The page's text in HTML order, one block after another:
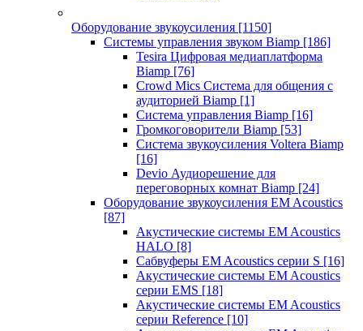
Оборудование звукоусиления [1150]
Системы управления звуком Biamp [186]
Tesira Цифровая медиаплатформа
Biamp [76]
Crowd Mics Система для общения с
аудиторией Biamp [1]
Система управления Biamp [16]
Громкоговорители Biamp [53]
Система звукоусиления Voltera Biamp
[16]
Devio Аудиорешение для
переговорных комнат Biamp [24]
Оборудование звукоусиления EM Acoustics
[87]
Акустические системы EM Acoustics
HALO [8]
Сабвуферы EM Acoustics серии S [16]
Акустические системы EM Acoustics
серии EMS [18]
Акустические системы EM Acoustics
серии Reference [10]